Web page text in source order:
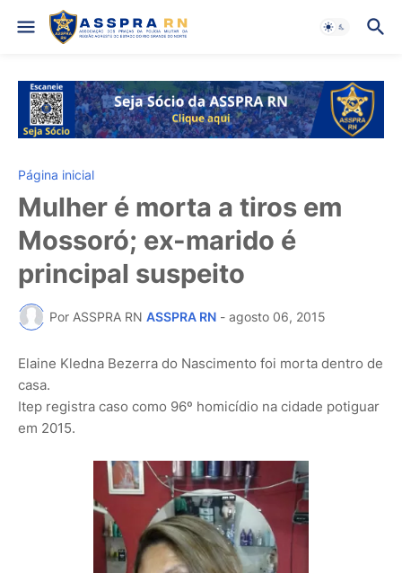
Página inicial
Mulher é morta a tiros em
Mossoró; ex-marido é
principal suspeito
Por ASSPRA RN ASSPRA RN - agosto 06, 2015
Elaine Kledna Bezerra do Nascimento foi morta dentro de
casa.
Itep registra caso como 96º homicídio na cidade potiguar
em 2015.